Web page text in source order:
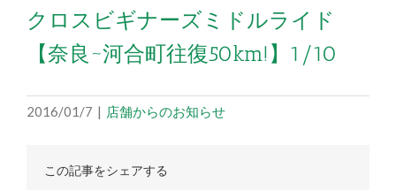
クロスビギナーズミドルライド
【奈良~河合町往復50km!】1/10
2016/01/7 | 店舗からのお知らせ
この記事をシェアする